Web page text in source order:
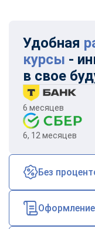
Удобная
курсы -
в свое
6 месяцев
6, 12 месяцев
Без
ChatApp